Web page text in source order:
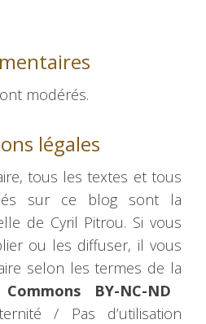
modérés.
légales
tous les textes et tous
sur ce blog sont la
de Cyril Pitrou. Si vous
ou les diffuser, il vous
selon les termes de la
BY-NC-ND
/ Pas d’utilisation